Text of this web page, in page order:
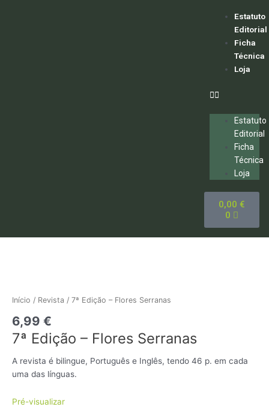
Estatuto
Editorial
Ficha
Técnica
Loja
Menu
Estatuto
Editorial
Ficha
Técnica
Loja
0,00 €
0
Início / Revista / 7ª Edição – Flores Serranas
6,99 €
7ª Edição – Flores Serranas
A revista é bilingue, Português e Inglês, tendo 46 p. em cada
uma das línguas.
Pré-visualizar
-
Serranas